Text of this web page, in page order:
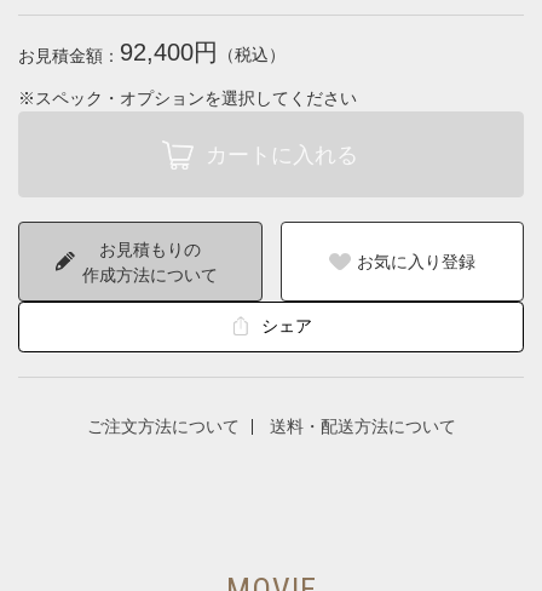
お見積金額： 92,400円 （税込）
※スペック・オプションを選択してください
お見積もりの
作成方法について
お気に入り登録
シェア
ご注文方法について 送料・配送方法について